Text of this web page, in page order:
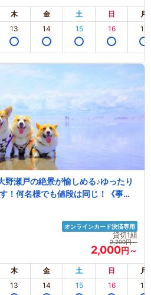
木 金 土 日 月
13 14 15 16 17
野瀬戸の絶景が愉しめる♪ゆったり
！何名様でも値段は同じ！《事前
オンラインカード決済専用
貸切1組
2,200円～
2,000円～
木 金 土 日 月
13 14 15 16 17